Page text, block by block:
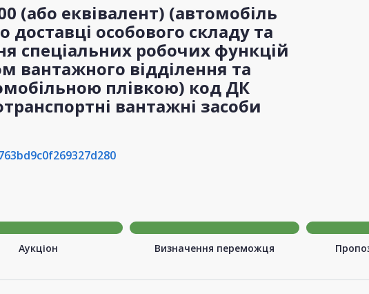
(або еквівалент) (автомобіль
доставці особового складу та
спеціальних робочих функцій
вантажного відділення та
плівкою) код ДК
вантажні засоби
Аукціон Визначення переможця